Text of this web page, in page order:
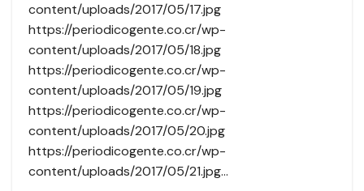
content/uploads/2017/05/17.jpg
https://periodicogente.co.cr/wp-
content/uploads/2017/05/18.jpg
https://periodicogente.co.cr/wp-
content/uploads/2017/05/19.jpg
https://periodicogente.co.cr/wp-
content/uploads/2017/05/20.jpg
https://periodicogente.co.cr/wp-
content/uploads/2017/05/21.jpg…